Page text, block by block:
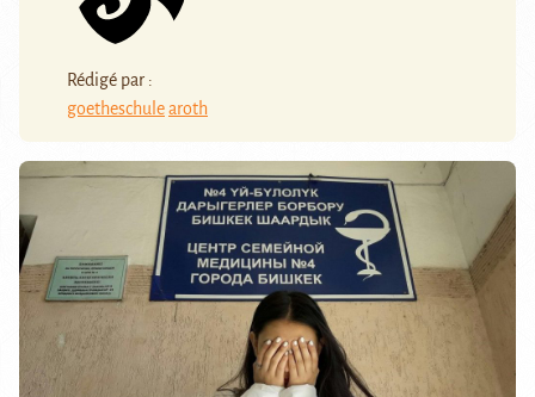
Rédigé par :
goetheschulearoth